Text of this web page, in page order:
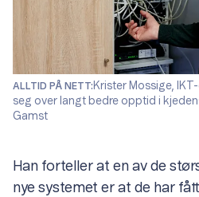
ALLTID PÅ NETT: Krister Mossige,
seg over langt bedre opptid i
Gamst
Han forteller at en av de
nye systemet er at de har